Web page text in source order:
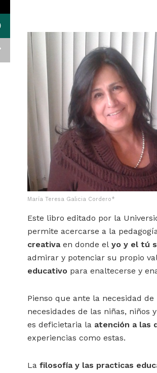
María Teresa Galicia Cordero*
Este libro editado por la
permite acercarse a la
creativa en donde el yo y el tú
admirar y potenciar su propio
educativo para enaltecerse y
Pienso que ante la necesidad
necesidades de las niñas, niños
es deficietaria la atención a las
experiencias como estas.
La filosofía y las practicas